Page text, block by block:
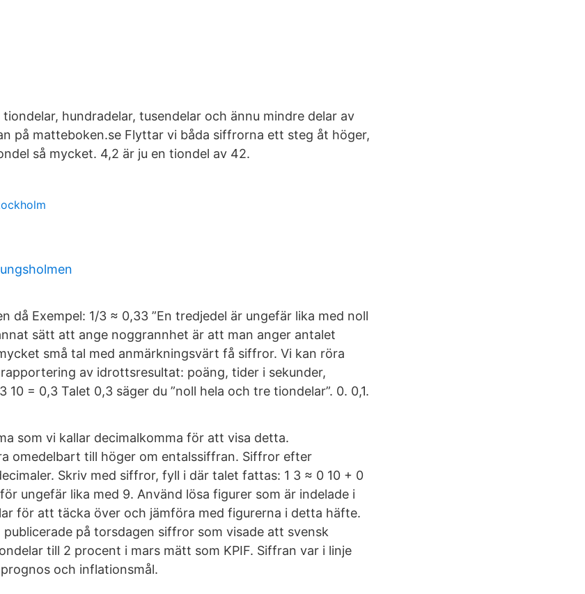
hundradelar, tusendelar och ännu mindre delar av
på matteboken.se Flyttar vi båda siffrorna ett steg åt höger,
så mycket. 4,2 är ju en tiondel av 42.
då Exempel: 1/3 ≈ 0,33 ”En tredjedel är ungefär lika med noll
sätt att ange noggrannhet är att man anger antalet
små tal med anmärkningsvärt få siffror. Vi kan röra
av idrottsresultat: poäng, tider i sekunder,
= 0,3 Talet 0,3 säger du ”noll hela och tre tiondelar”. 0. 0,1.
som vi kallar decimalkomma för att visa detta.
omedelbart till höger om entalssiffran. Siffror efter
Skriv med siffror, fyll i där talet fattas: 1 3 ≈ 0 10 + 0
ungefär lika med 9. Använd lösa figurer som är indelade i
för att täcka över och jämföra med figurerna i detta häfte.
på torsdagen siffror som visade att svensk
till 2 procent i mars mätt som KPIF. Siffran var i linje
och inflationsmål.